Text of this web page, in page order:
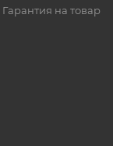
Гарантия на товар